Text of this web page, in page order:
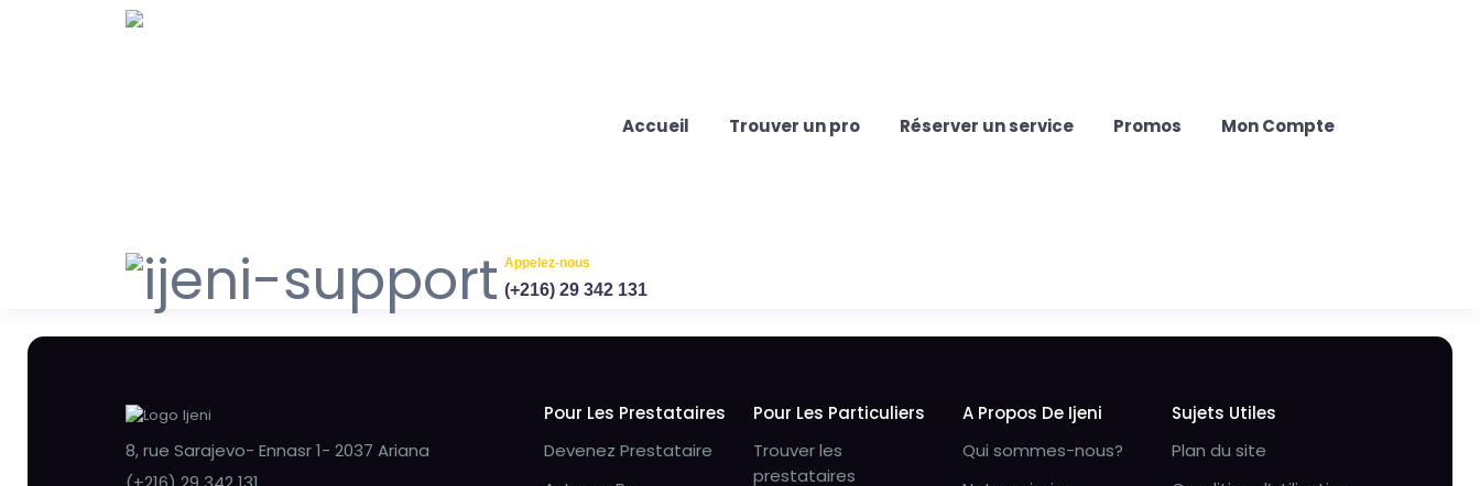
Accueil Trouver un pro Réserver un service Promos Mon Compte
Appelez-nous
(+216) 29 342 131
8, rue Sarajevo- Ennasr 1- 2037 Ariana
Pour Les Prestataires
Devenez Prestataire
Pour Les Particuliers
Trouver les
prestataires
A Propos De Ijeni
Qui sommes-nous?
Sujets Utiles
Plan du site